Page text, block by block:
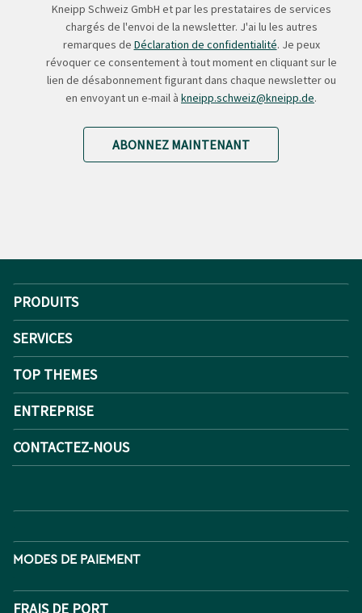
Kneipp Schweiz GmbH et par les prestataires de services
chargés de l'envoi de la newsletter. J'ai lu les autres
remarques de Déclaration de confidentialité. Je peux
révoquer ce consentement à tout moment en cliquant sur le
lien de désabonnement figurant dans chaque newsletter ou
en envoyant un e-mail à kneipp.schweiz@kneipp.de.
ABONNEZ MAINTENANT
PRODUITS
SERVICES
TOP THEMES
ENTREPRISE
CONTACTEZ-NOUS
MODES DE PAIEMENT
FRAIS DE PORT